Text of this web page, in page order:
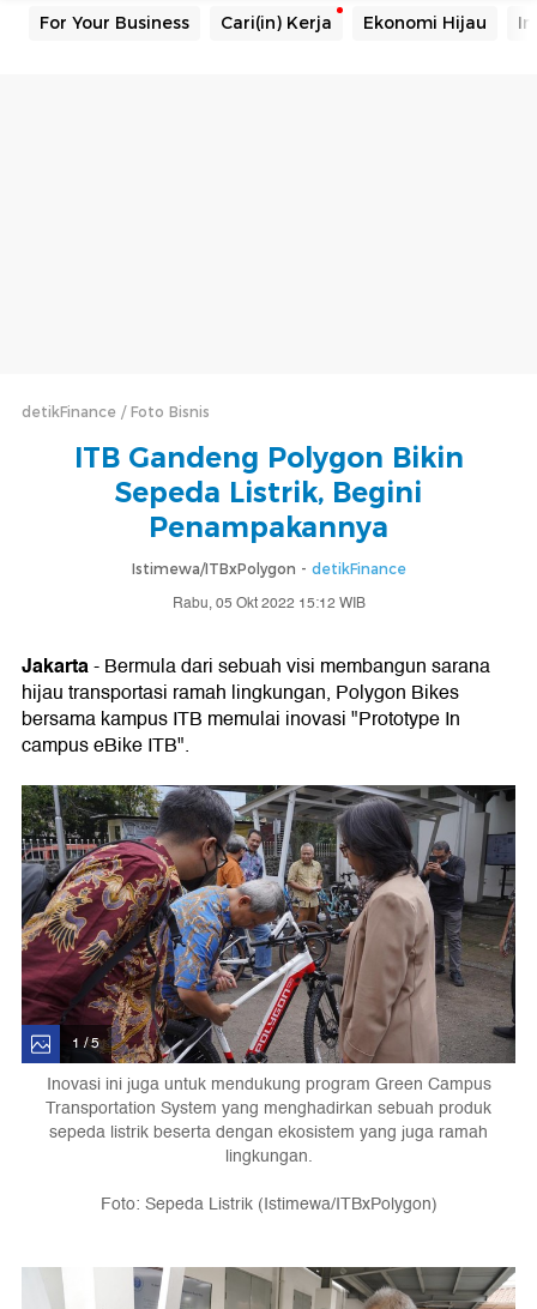
For Your Business Cari(in) Kerja Ekonomi Hijau
detikFinance Foto Bisnis
ITB Gandeng Polygon Bikin
Sepeda Listrik, Begini
Penampakannya
Istimewa/ITBxPolygon - detikFinance
Rabu, 05 Okt 2022 15:12 WIB
Jakarta- Bermula dari sebuah visi membangun sarana
hijau transportasi ramah lingkungan, Polygon Bikes
bersama kampus ITB memulai inovasi "Prototype In
campus eBike ITB".
1 / 5
Inovasi ini juga untuk mendukung program Green Campus
Transportation System yang menghadirkan sebuah produk
sepeda listrik beserta dengan ekosistem yang juga ramah
lingkungan.
Foto: Sepeda Listrik (Istimewa/ITBxPolygon)